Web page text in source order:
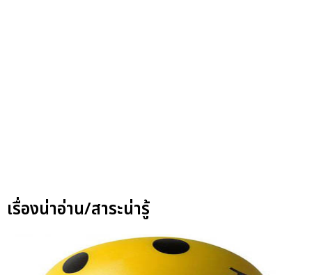
เรื่องน่าอ่าน/สาระน่ารู้